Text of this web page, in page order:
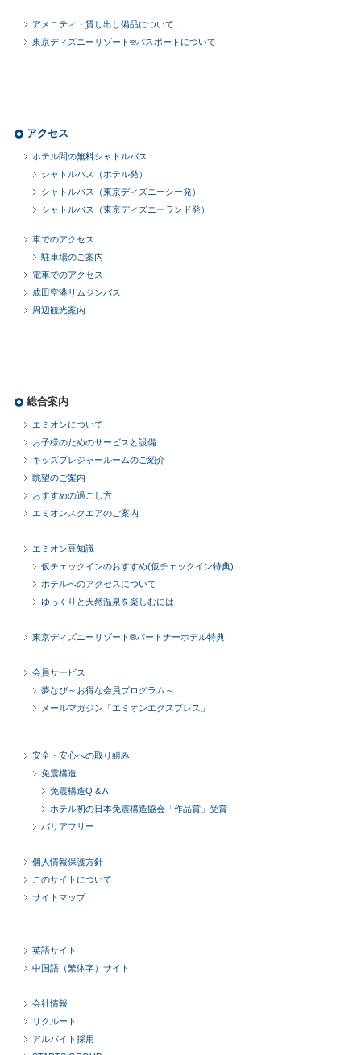
アメニティ・貸し出し備品について
東京ディズニーリゾート®パスポートについて
アクセス
ホテル間の無料シャトルバス
シャトルバス（ホテル発）
シャトルバス（東京ディズニーシー発）
シャトルバス（東京ディズニーランド発）
車でのアクセス
駐車場のご案内
電車でのアクセス
成田空港リムジンバス
周辺観光案内
総合案内
エミオンについて
お子様のためのサービスと設備
キッズプレジャールームのご紹介
眺望のご案内
おすすめの過ごし方
エミオンスクエアのご案内
エミオン豆知識
仮チェックインのおすすめ(仮チェックイン特典)
ホテルへのアクセスについて
ゆっくりと天然温泉を楽しむには
東京ディズニーリゾート®パートナーホテル特典
会員サービス
夢なび～お得な会員プログラム～
メールマガジン「エミオンエクスプレス」
安全・安心への取り組み
免震構造
免震構造Q & A
ホテル初の日本免震構造協会「作品賞」受賞
バリアフリー
個人情報保護方針
このサイトについて
サイトマップ
英語サイト
中国語（繁体字）サイト
会社情報
リクルート
アルバイト採用